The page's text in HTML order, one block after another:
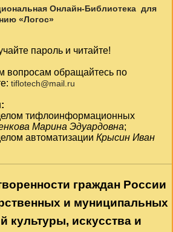
Онлайн-Библиотека для
«Логос»
пароль и читайте!
вопросам обращайтесь по
tiflotech@mail.ru
тифлоинформационных
Марина Эдуардовна;
автоматизации Крысин Иван
граждан России
и муниципальных
культуры, искусства и